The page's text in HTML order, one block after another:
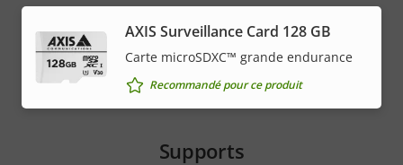
AXIS Surveillance Card 128 GB
Carte microSDXC™ grande endurance
Recommandé pour ce produit
Supports